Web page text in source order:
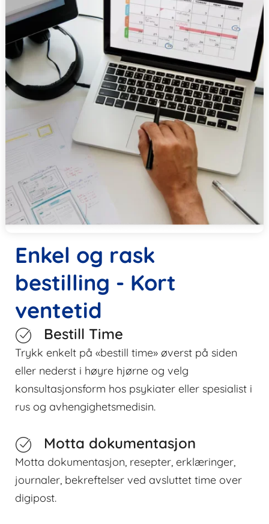
Enkel og rask
bestilling - Kort
ventetid
Bestill Time
Trykk enkelt på «bestill time» øverst på siden
eller nederst i høyre hjørne og velg
konsultasjonsform hos psykiater eller spesialist i
rus og avhengighetsmedisin.
Motta dokumentasjon
Motta dokumentasjon, resepter, erklæringer,
journaler, bekreftelser ved avsluttet time over
digipost.